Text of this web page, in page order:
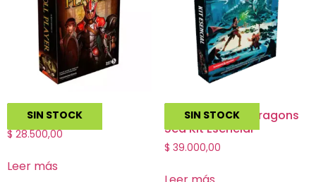
SIN STOCK
Roll Player
$28.500,00
Leer más
SIN STOCK
Dungeons and Dragons
5ed Kit Esencial
$ 39.000,00